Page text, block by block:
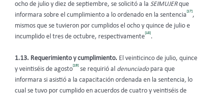
ocho de julio y diez de septiembre, se solicitó a la SEIMUJERque
informara sobre el cumplimiento a lo ordenado en la sentencia
[17]
,
mismos que se tuvieron por cumplidos el ocho y quince de julio e
incumplido el tres de octubre, respectivamente
[18]
.
1.13. Requerimiento y cumplimiento. El veinticinco de julio, quince
y veintiséis de agosto
[19]
se requirió al denunciado para que
informara si asistió a la capacitación ordenada en la sentencia, lo
cual se tuvo por cumplido en acuerdos de cuatro y veintiséis de